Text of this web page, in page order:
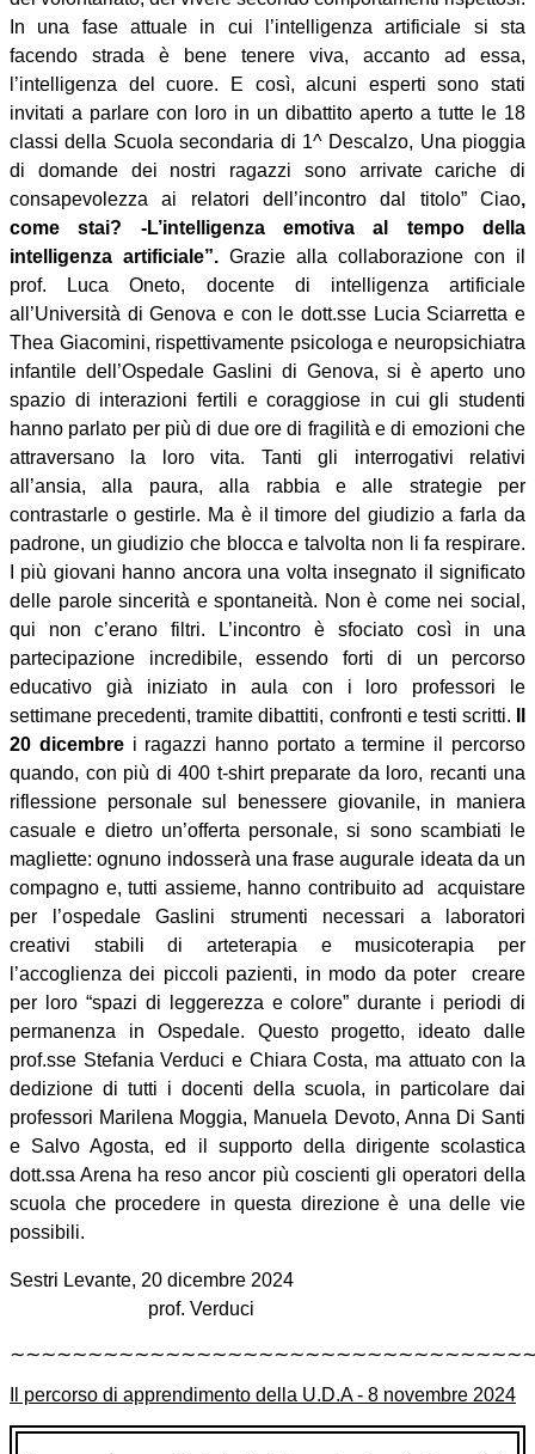
In una fase attuale in cui l’intelligenza artificiale si sta
facendo strada è bene tenere viva, accanto ad essa,
l’intelligenza del cuore. E così, alcuni esperti sono stati
invitati a parlare con loro in un dibattito aperto a tutte le 18
classi della Scuola secondaria di 1^ Descalzo, Una pioggia
di domande dei nostri ragazzi sono arrivate cariche di
consapevolezza ai relatori dell’incontro dal titolo” Ciao,
come stai? -L’intelligenza emotiva al tempo della
intelligenza artificiale”. Grazie alla collaborazione con il
prof. Luca Oneto, docente di intelligenza artificiale
all’Università di Genova e con le dott.sse Lucia Sciarretta e
Thea Giacomini, rispettivamente psicologa e neuropsichiatra
infantile dell’Ospedale Gaslini di Genova, si è aperto uno
spazio di interazioni fertili e coraggiose in cui gli studenti
hanno parlato per più di due ore di fragilità e di emozioni che
attraversano la loro vita. Tanti gli interrogativi relativi
all’ansia, alla paura, alla rabbia e alle strategie per
contrastarle o gestirle. Ma è il timore del giudizio a farla da
padrone, un giudizio che blocca e talvolta non li fa respirare.
I più giovani hanno ancora una volta insegnato il significato
delle parole sincerità e spontaneità. Non è come nei social,
qui non c’erano filtri. L’incontro è sfociato così in una
partecipazione incredibile, essendo forti di un percorso
educativo già iniziato in aula con i loro professori le
settimane precedenti, tramite dibattiti, confronti e testi scritti.
20 dicembrei ragazzi hanno portato a termine il percorso
quando, con più di 400 t-shirt preparate da loro, recanti una
riflessione personale sul benessere giovanile, in maniera
casuale e dietro un’offerta personale, si sono scambiati le
magliette: ognuno indosserà una frase augurale ideata da un
compagno e, tutti assieme, hanno contribuito ad
acquistare
per l’ospedale Gaslini strumenti necessari a laboratori
creativi stabili di arteterapia e musicoterapia per
l’accoglienza dei piccoli pazienti, in modo da poter
creare
per loro “spazi di leggerezza e colore” durante i periodi di
permanenza in Ospedale. Questo progetto, ideato dalle
prof.sse Stefania Verduci e Chiara Costa, ma attuato con la
dedizione di tutti i docenti della scuola, in particolare dai
professori Marilena Moggia, Manuela Devoto, Anna Di Santi
e Salvo Agosta, ed il supporto della dirigente scolastica
dott.ssa Arena ha reso ancor più coscienti gli operatori della
scuola che procedere in questa direzione è una delle vie
possibili.
Sestri Levante, 20 dicembre 2024
prof. Verduci
Il percorso di apprendimento della U.D.A - 8 novembre 2024